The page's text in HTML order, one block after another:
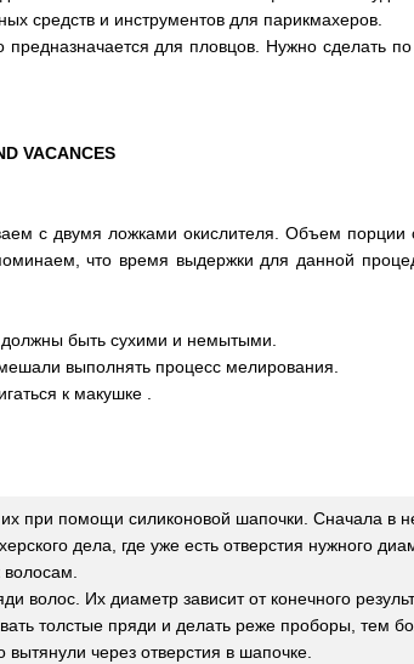
средств и инструментов для парикмахеров.
для пловцов. Нужно сделать
VACANCES
с двумя ложками окислителя. Объем порции
что время выдержки для данной
быть сухими и немытыми.
выполнять процесс мелирования.
к макушке .
при помощи силиконовой шапочки. Сначала в
дела, где уже есть отверстия нужного
волос. Их диаметр зависит от конечного
толстые пряди и делать реже проборы, тем
через отверстия в шапочке.